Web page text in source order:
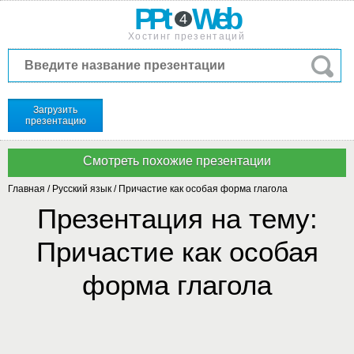
PPt 4 Web
Хостинг презентаций
Загрузить
презентацию
Главная / Русский язык / Причастие как особая форма глагола
Презентация на тему:
Причастие как особая
форма глагола